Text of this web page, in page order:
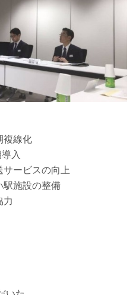
複線化
入
ービスの向上
駅施設の整備
力